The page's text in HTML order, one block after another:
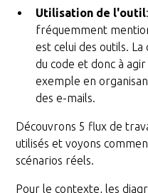
Utilisation de l'outil
fréquemment
est celui des outils.
du code et donc à
exemple en
des e-mails.
Découvrons 5 flux de
utilisés et voyons
scénarios réels.
Pour le contexte, les